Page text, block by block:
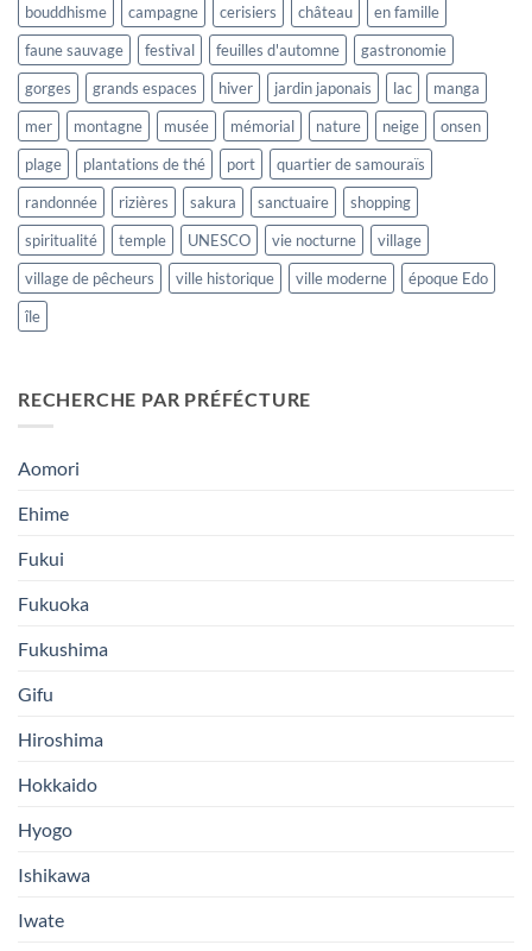
bouddhisme
campagne cerisiers château
en famille
faune sauvage
festival feuilles d'automne
gastronomie
gorges
grands espaces hiver jardin japonais lac
manga
mer
montagne musée mémorial nature neige
onsen
plage
plantations de thé port
quartier de samouraïs
randonnée
rizières sakura sanctuaire
shopping
spiritualité
temple UNESCO vie nocturne
village
village de pêcheurs
ville historique ville moderne
époque Edo
île
RECHERCHE PAR PRÉFÉCTURE
Aomori
Ehime
Fukui
Fukuoka
Fukushima
Gifu
Hiroshima
Hokkaido
Hyogo
Ishikawa
Iwate